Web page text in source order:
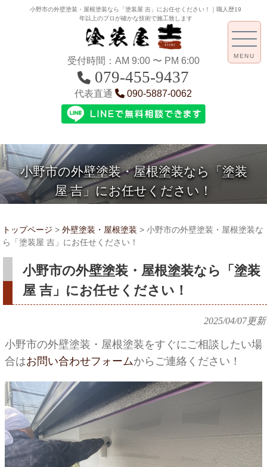
小野市の外壁塗装・屋根塗装なら「塗装屋 吉」にお任せください！｜職人歴19
年以上のプロが確かな技術で施工致します
受付時間：AM 9:00 〜 PM 6:00
079-455-9437
代表直通 090-5887-0062
小野市の外壁塗装・屋根塗装なら「塗装
屋 吉」にお任せください！
MENU
トップページ > 外壁塗装・屋根塗装 > 小野市の外壁塗装・屋根塗装な
ら「塗装屋 吉」にお任せください！
小野市の外壁塗装・屋根塗装なら「塗装
屋 吉」にお任せください！
2025/04/07更新
小野市の外壁塗装・屋根塗装をすぐにご相談したい場
合はお問い合わせフォームからご連絡ください！